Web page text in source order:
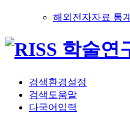
해외전자자료 통계
검색환경설정
검색도움말
다국어입력